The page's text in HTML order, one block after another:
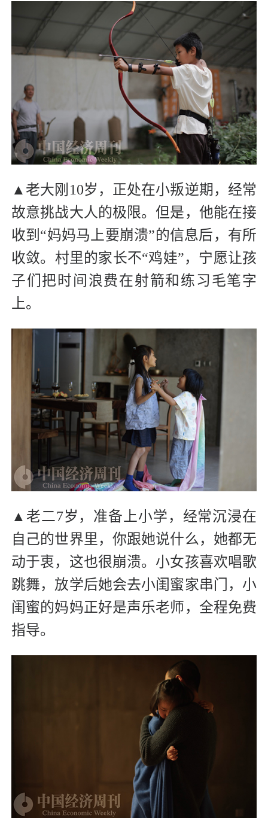
▲老大刚10岁，正处在小叛逆期，经常
故意挑战大人的极限。但是，他能在接
收到“妈妈马上要崩溃”的信息后，有所
收敛。村里的家长不“鸡娃”，宁愿让孩
子们把时间浪费在射箭和练习毛笔字
上。
▲老二7岁，准备上小学，经常沉浸在
自己的世界里，你跟她说什么，她都无
动于衷，这也很崩溃。小女孩喜欢唱歌
跳舞，放学后她会去小闺蜜家串门，小
闺蜜的妈妈正好是声乐老师，全程免费
指导。